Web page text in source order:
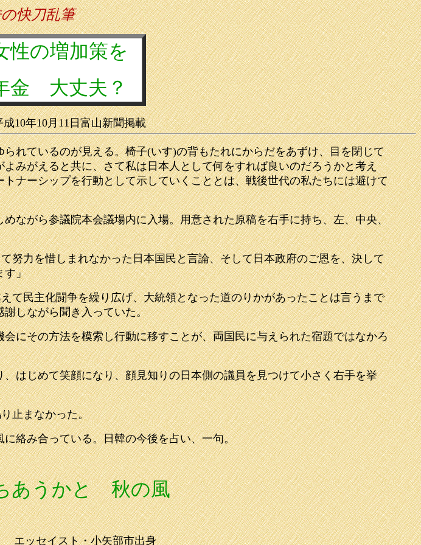
快刀乱筆
性の増加策を
金 大丈夫？
成10年10月11日富山新聞掲載
ているのが見える。椅子(いす)の背もたれにからだをあずけ、目を閉じて
みがえると共に、さて私は日本人として何をすれば良いのだろうかと考え
ナーシップを行動として示していくこととは、戦後世代の私たちには避けて
がら参議院本会議場内に入場。用意された原稿を右手に持ち、左、中央、
力を惜しまれなかった日本国民と言論、そして日本政府のご恩を、決して
す」
民主化闘争を繰り広げ、大統領となった道のりかがあったことは言うまで
しながら聞き入っていた。
その方法を模索し行動に移すことが、両国民に与えられた宿題ではなかろ
じめて笑顔になり、顔見知りの日本側の議員を見つけて小さく右手を挙
止まなかった。
絡み合っている。日韓の今後を占い、一句。
あうかと 秋の風
エッセイスト・小矢部市出身